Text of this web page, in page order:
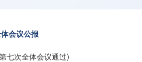
会议公报
七次全体会议通过)